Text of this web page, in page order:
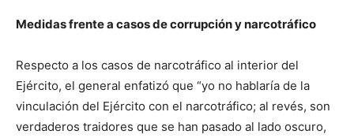
Medidas frente a casos de corrupción y narcotráfico
Respecto a los casos de narcotráfico al interior del
Ejército, el general enfatizó que “yo no hablaría de la
vinculación del Ejército con el narcotráfico; al revés, son
verdaderos traidores que se han pasado al lado oscuro,